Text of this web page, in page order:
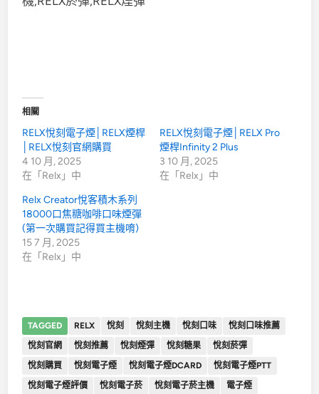
相關
RELX悅刻電子煙│RELX煙桿
│RELX悅刻官網購買
4 10 月, 2025
在「Relx」中
RELX悅刻電子煙│RELX Pro
煙桿Infinity 2 Plus
3 10 月, 2025
在「Relx」中
Relx Creator悅客積木系列
18000口焦糖咖啡口味煙彈
(第一次購買記得買主機唷)
15 7 月, 2025
在「Relx」中
TAGGED RELX 悅刻 悅刻主機 悅刻口味
悅刻口味推薦
悅刻官網
悅刻推薦 悅刻煙彈 悅刻糖果
悅刻菸彈
悅刻購買
悅刻電子煙 悅刻電子煙DCARD
悅刻電子煙PTT
悅刻電子煙評價
悅刻電子菸 悅刻電子菸主機
電子煙